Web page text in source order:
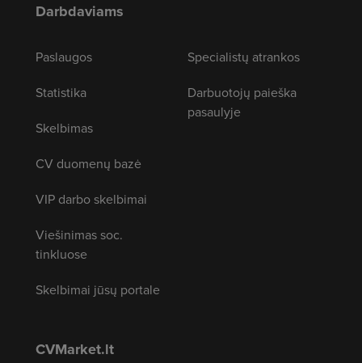
Darbdaviams
Paslaugos
Statistika
Skelbimas
CV duomenų bazė
VIP darbo skelbimai
Viešinimas soc.
tinkluose
Skelbimai jūsų portale
Specialistų atrankos
Darbuotojų paieška
pasaulyje
CVMarket.lt